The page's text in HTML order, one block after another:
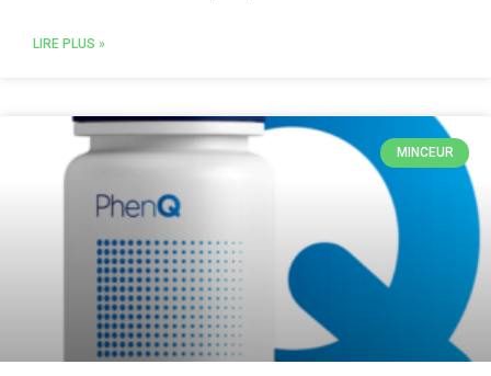
LIRE PLUS »
MINCEUR